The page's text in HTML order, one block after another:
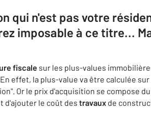
qui n'est pas votre
imposable à ce titre...
fiscale sur les plus-values
effet, la plus-value va être calculée
Or le prix d'acquisition se compose
d'ajouter le coût des travaux de